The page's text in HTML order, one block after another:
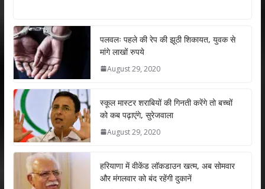
at
s
A
p
p
e
b
o
k
er e
dI
n
l e
पलवलः पहले की रेप की झूठी शिकायत, युवक से
मांगे लाखों रुपये
August 29, 2020
स्कूल मास्टर शराबियों की गिनती करेंगे तो बच्चों
को कब पढ़ाएंगे, सुरेजवाला
August 29, 2020
हरियाणा में वीकेंड लॉकडाउन खत्म, अब सोमवार
और मंगलवार को बंद रहेंगी दुकानें